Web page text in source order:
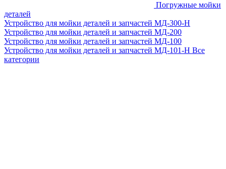
Погружные мойки
деталей
Устройство для мойки деталей и запчастей МД-300-H
Устройство для мойки деталей и запчастей МД-200
Устройство для мойки деталей и запчастей МД-100
Устройство для мойки деталей и запчастей МД-101-Н Все
категории